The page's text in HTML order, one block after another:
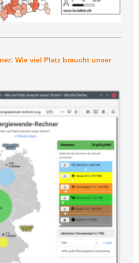
Wie viel Platz braucht unser